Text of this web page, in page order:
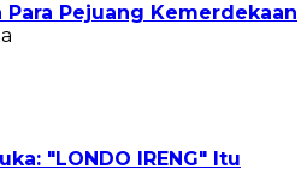
Para Pejuang Kemerdekaan
"LONDO IRENG" Itu